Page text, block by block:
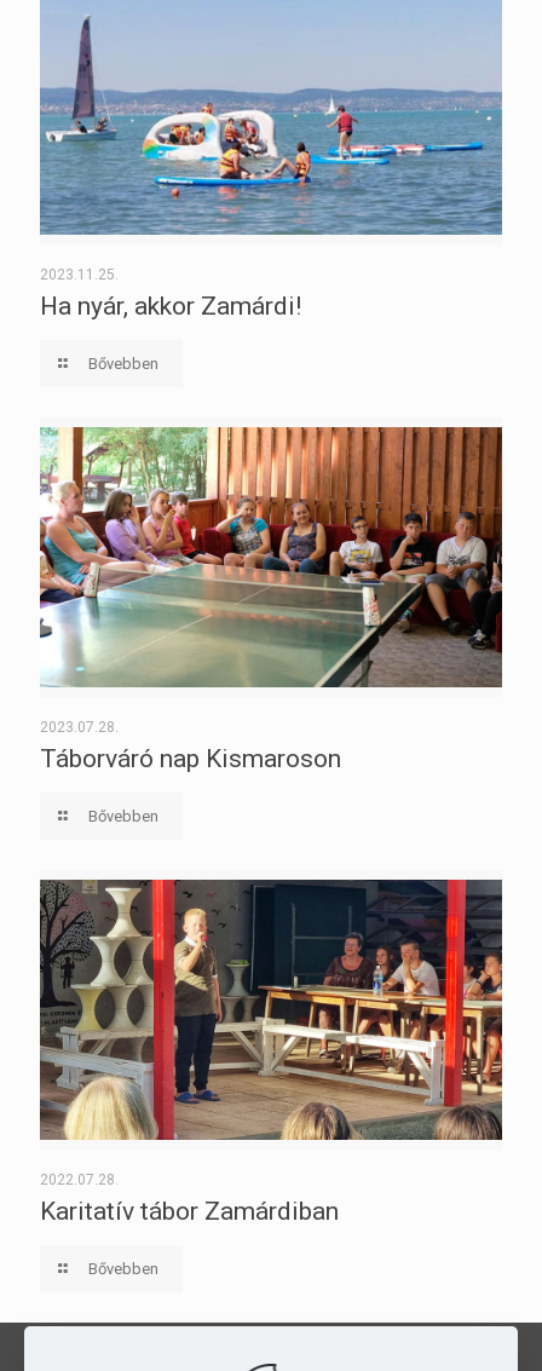
2023.11.25.
Ha nyár, akkor Zamárdi!
Bővebben
2023.07.28.
Táborváró nap Kismaroson
Bővebben
2022.07.28.
Karitatív tábor Zamárdiban
Bővebben